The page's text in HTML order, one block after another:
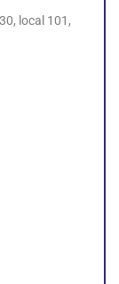
local 101,